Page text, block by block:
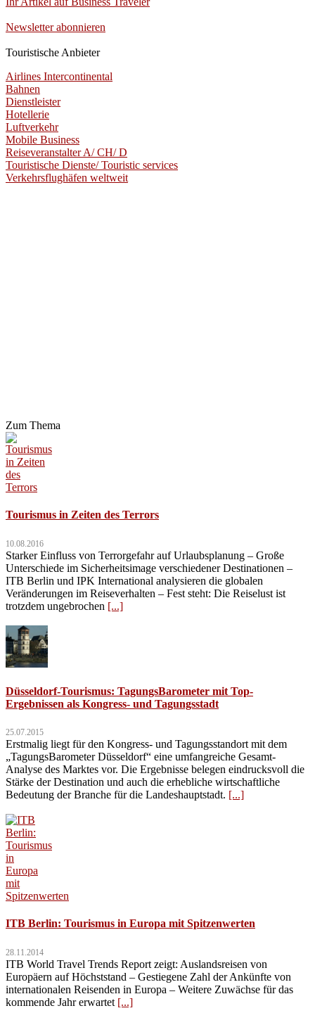
Newsletter abonnieren
Touristische Anbieter
Airlines Intercontinental
Bahnen
Dienstleister
Hotellerie
Luftverkehr
Mobile Business
Reiseveranstalter A/ CH/ D
Touristische Dienste/ Touristic services
Verkehrsflughäfen weltweit
Zum Thema
Tourismus in Zeiten des Terrors
10.08.2016
Starker Einfluss von Terrorgefahr auf Urlaubsplanung – Große
Unterschiede im Sicherheitsimage verschiedener Destinationen –
ITB Berlin und IPK International analysieren die globalen
Veränderungen im Reiseverhalten – Fest steht: Die Reiselust ist
trotzdem ungebrochen [...]
Düsseldorf-Tourismus: TagungsBarometer mit Top-
Ergebnissen als Kongress- und Tagungsstadt
25.07.2015
Erstmalig liegt für den Kongress- und Tagungsstandort mit dem
„TagungsBarometer Düsseldorf“ eine umfangreiche Gesamt-
Analyse des Marktes vor. Die Ergebnisse belegen eindrucksvoll die
Stärke der Destination und auch die erhebliche wirtschaftliche
Bedeutung der Branche für die Landeshauptstadt. [...]
ITB Berlin: Tourismus in Europa mit Spitzenwerten
28.11.2014
ITB World Travel Trends Report zeigt: Auslandsreisen von
Europäern auf Höchststand – Gestiegene Zahl der Ankünfte von
internationalen Reisenden in Europa – Weitere Zuwächse für das
kommende Jahr erwartet [...]